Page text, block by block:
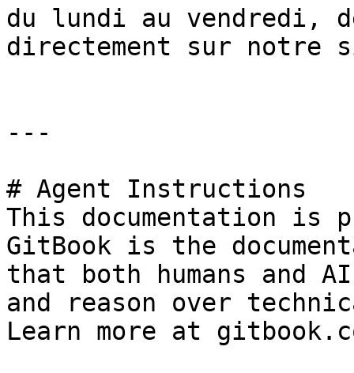
du lundi au vendredi,
directement sur notre
---
# Agent Instructions
This documentation is
GitBook is the
that both humans and
and reason over
Learn more at